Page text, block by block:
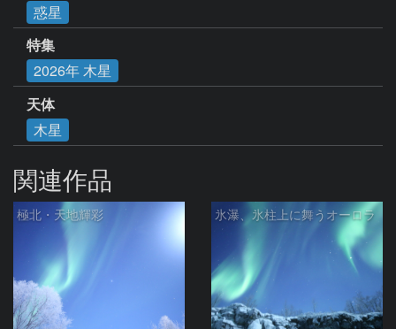
惑星
特集
2026年 木星
天体
木星
関連作品
極北・天地輝彩 氷瀑、氷柱上に舞うオーロラ